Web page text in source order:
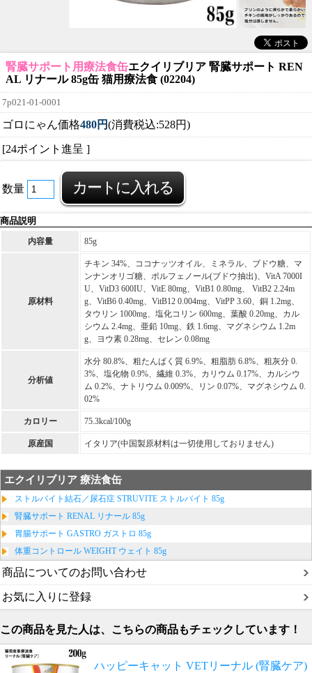
腎臓サポート用療法食缶エクイリブリア 腎臓サポート REN
AL リナール 85g缶 猫用療法食 (02204)
7p021-01-0001
ゴロにゃん価格480円(消費税込:528円)
[24ポイント進呈 ]
数量
商品説明
内容量 85g
原材料
チキン 34%、ココナッツオイル、ミネラル、ブドウ糖、マ
ンナンオリゴ糖、ポルフェノール(ブドウ抽出)、VitA 7000I
U、VitD3 600IU、VitE 80mg、VitB1 0.80mg、 VitB2 2.24m
g、VitB6 0.40mg、VitB12 0.004mg、VitPP 3.60、銅 1.2mg、
タウリン 1000mg、塩化コリン 600mg、葉酸 0.20mg、カル
シウム 2.4mg、亜鉛 10mg、鉄 1.6mg、マグネシウム 1.2m
g、ヨウ素 0.28mg、セレン 0.08mg
分析値
水分 80.8%、粗たんぱく質 6.9%、粗脂肪 6.8%、粗灰分 0.
3%、塩化物 0.9%、繊維 0.3%、カリウム 0.17%、カルシウ
ム 0.2%、ナトリウム 0.009%、リン 0.07%、マグネシウム 0.
02%
カロリー 75.3kcal/100g
原産国 イタリア(中国製原材料は一切使用しておりません)
エクイリブリア 療法食缶
ストルバイト結石／尿石症 STRUVITE ストルバイト 85g
腎臓サポート RENAL リナール 85g
胃腸サポート GASTRO ガストロ 85g
体重コントロール WEIGHT ウェイト 85g
商品についてのお問い合わせ
お気に入りに登録
この商品を見た人は、こちらの商品もチェックしています！
ハッピーキャット VETリーナル (腎臓ケア)